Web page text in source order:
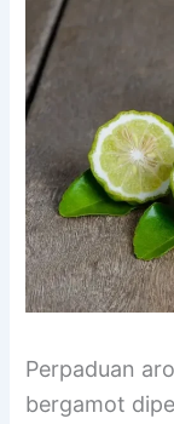
Perpaduan
bergamot